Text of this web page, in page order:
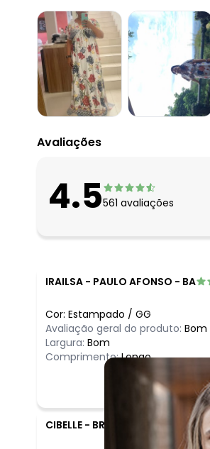
Avaliações
4.5561 avaliações
IRAILSA - PAULO AFONSO - BA
Cor: Estampado / GG
Avaliação geral do produto: Bom
Largura: Bom
Comprimento:Longo
CIBELLE - BRASILIA - DF